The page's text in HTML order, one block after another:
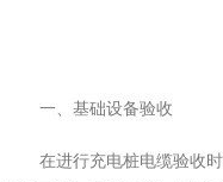
一、基础设备验收
在进行充电桩电缆验收